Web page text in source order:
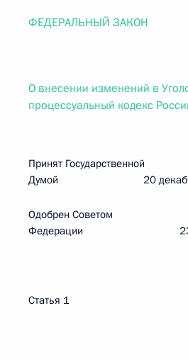
ФЕДЕРАЛЬНЫЙ ЗАКОН
О внесении изменений в
процессуальный кодекс
Принят Государственной
Думой 20 декабря
Одобрен Советом
Федерации 23
Статья 1